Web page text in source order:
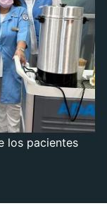
los pacientes